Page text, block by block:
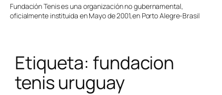
Fundación Tenis es una organización no gubernamental,
oficialmente instituida en Mayo de 2001,en Porto Alegre-Brasil
Etiqueta: fundacion
tenis uruguay